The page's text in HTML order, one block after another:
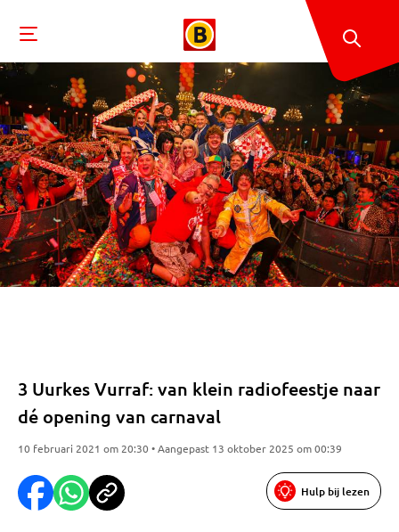
3 Uurkes Vurraf: van klein radiofeestje naar
dé opening van carnaval
10 februari 2021 om 20:30 • Aangepast 13 oktober 2025 om 00:39
Hulp bij lezen